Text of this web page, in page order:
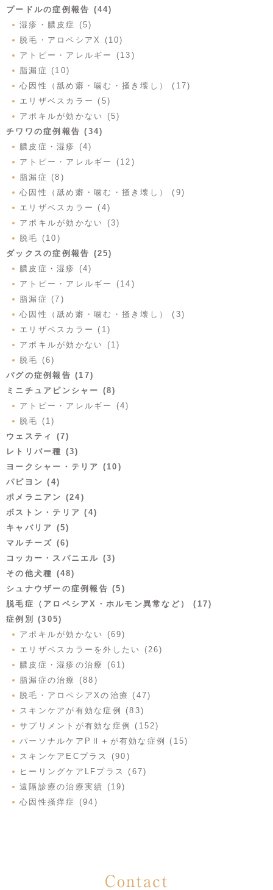
プードルの症例報告 (44)
湿疹・膿皮症 (5)
脱毛・アロペシアX (10)
アトピー・アレルギー (13)
脂漏症 (10)
心因性（舐め癖・噛む・掻き壊し） (17)
エリザベスカラー (5)
アポキルが効かない (5)
チワワの症例報告 (34)
膿皮症・湿疹 (4)
アトピー・アレルギー (12)
脂漏症 (8)
心因性（舐め癖・噛む・掻き壊し） (9)
エリザベスカラー (4)
アポキルが効かない (3)
脱毛 (10)
ダックスの症例報告 (25)
膿皮症・湿疹 (4)
アトピー・アレルギー (14)
脂漏症 (7)
心因性（舐め癖・噛む・掻き壊し） (3)
エリザベスカラー (1)
アポキルが効かない (1)
脱毛 (6)
パグの症例報告 (17)
ミニチュアピンシャー (8)
アトピー・アレルギー (4)
脱毛 (1)
ウェスティ (7)
レトリバー種 (3)
ヨークシャー・テリア (10)
パピヨン (4)
ポメラニアン (24)
ボストン・テリア (4)
キャバリア (5)
マルチーズ (6)
コッカー・スパニエル (3)
その他犬種 (48)
シュナウザーの症例報告 (5)
脱毛症（アロペシアX・ホルモン異常など） (17)
症例別 (305)
アポキルが効かない (69)
エリザベスカラーを外したい (26)
膿皮症・湿疹の治療 (61)
脂漏症の治療 (88)
脱毛・アロペシアXの治療 (47)
スキンケアが有効な症例 (83)
サプリメントが有効な症例 (152)
パーソナルケアPⅡ＋が有効な症例 (15)
スキンケアECプラス (90)
ヒーリングケアLFプラス (67)
遠隔診療の治療実績 (19)
心因性掻痒症 (94)
Contact